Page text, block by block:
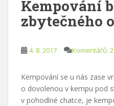
Kempování
zbytečného
4. 8. 2017 Komentářů: 2
Kempování se u nás zase
o dovolenou v kempu pod
v pohodlné chatce, je